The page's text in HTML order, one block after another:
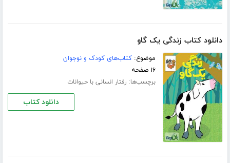
دانلود کتاب زندگی یک گاو
موضوع:کتاب‌های کودک و نوجوان
۱۶ صفحه
برچسب‌ها:رفتار انسانی با حیوانات
دانلود کتاب